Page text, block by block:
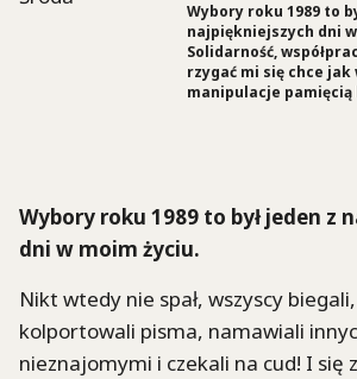
Wybory roku 1989 to
najpiękniejszych dni
Solidarność,
rzygać mi się chce
manipulacje
Wybory roku 1989 to był jeden z
dni w moim życiu.
Nikt wtedy nie spał, wszyscy
kolportowali pisma, namawiali
nieznajomymi i czekali na cud! I się